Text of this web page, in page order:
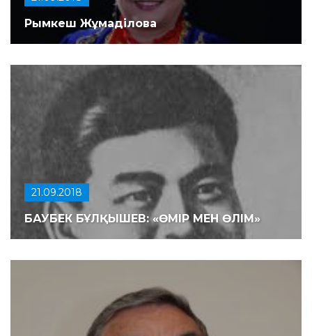
Рымкеш Жұмаділова
21.09.2018
БАУБЕК БҰЛҚЫШЕВ: «ӨМІР МЕН ӨЛІМ»